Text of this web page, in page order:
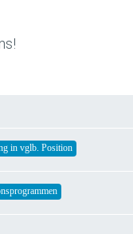
in vglb. Position